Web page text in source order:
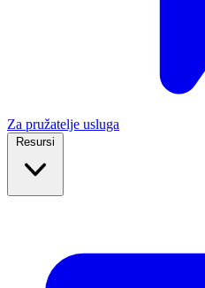
Za pružatelje usluga